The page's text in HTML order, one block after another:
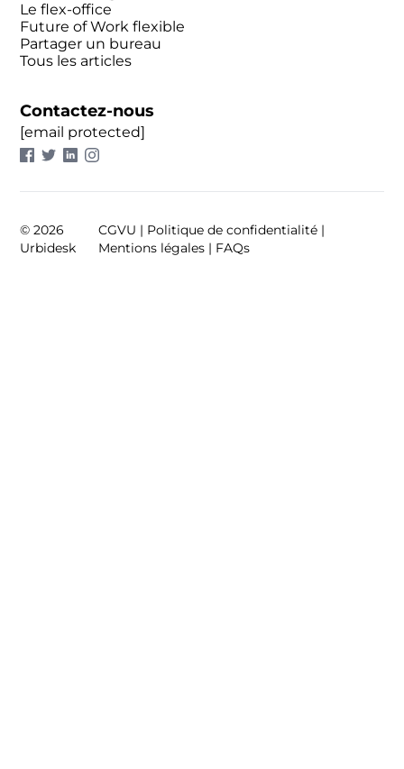
Le flex-office
Future of Work flexible
Partager un bureau
Tous les articles
Contactez-nous
[email protected]
©2026
Urbidesk
CGVU | Politique de confidentialité|
Mentions légales| FAQs